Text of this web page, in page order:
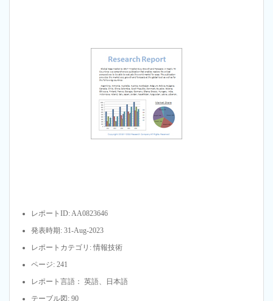
レポートID: AA0823646
発表時期: 31-Aug-2023
レポートカテゴリ: 情報技術
ページ: 241
レポート言語： 英語、日本語
テーブル図: 90